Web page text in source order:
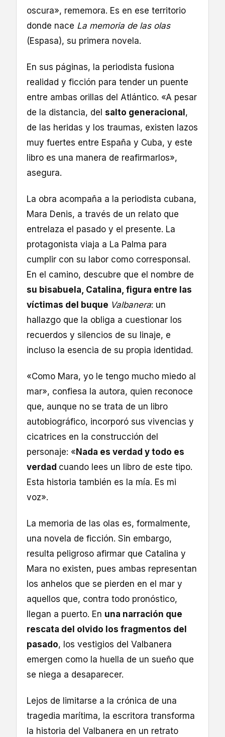
oscura», rememora. Es en ese territorio
donde nace La memoria de las olas
(Espasa), su primera novela.
En sus páginas, la periodista fusiona
realidad y ficción para tender un puente
entre ambas orillas del Atlántico. «A pesar
de la distancia, del salto generacional ,
de las heridas y los traumas, existen lazos
muy fuertes entre España y Cuba, y este
libro es una manera de reafirmarlos»,
asegura.
La obra acompaña a la periodista cubana,
Mara Denis, a través de un relato que
entrelaza el pasado y el presente. La
protagonista viaja a La Palma para
cumplir con su labor como corresponsal.
En el camino, descubre que el nombre de
su bisabuela, Catalina, figura entre las
víctimas del buque Valbanera: un
hallazgo que la obliga a cuestionar los
recuerdos y silencios de su linaje, e
incluso la esencia de su propia identidad.
«Como Mara, yo le tengo mucho miedo al
mar», confiesa la autora, quien reconoce
que, aunque no se trata de un libro
autobiográfico, incorporó sus vivencias y
cicatrices en la construcción del
personaje: « Nada es verdad y todo es
verdad cuando lees un libro de este tipo.
Esta historia también es la mía. Es mi
voz».
La memoria de las olas es, formalmente,
una novela de ficción. Sin embargo,
resulta peligroso afirmar que Catalina y
Mara no existen, pues ambas representan
los anhelos que se pierden en el mar y
aquellos que, contra todo pronóstico,
llegan a puerto. En una narración que
rescata del olvido los fragmentos del
pasado, los vestigios del Valbanera
emergen como la huella de un sueño que
se niega a desaparecer.
Lejos de limitarse a la crónica de una
tragedia marítima, la escritora transforma
la historia del Valbanera en un retrato